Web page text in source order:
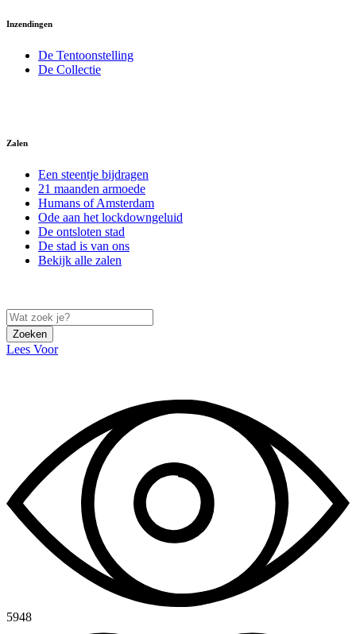
Inzendingen
De Tentoonstelling
De Collectie
Zalen
Een steentje bijdragen
21 maanden armoede
Humans of Amsterdam
Ode aan het lockdowngeluid
De ontsloten stad
De stad is van ons
Bekijk alle zalen
Zoeken
Lees Voor
5948